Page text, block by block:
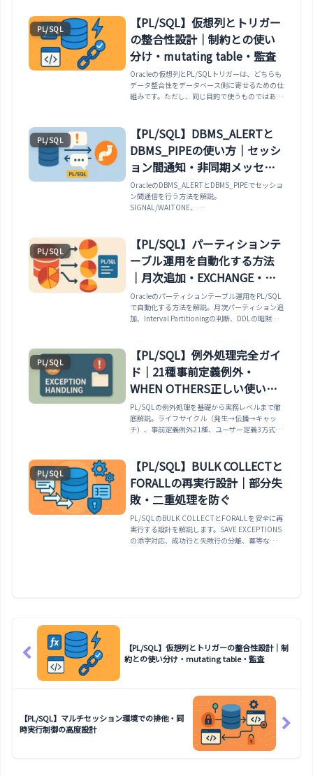
エラーメッセージ（PLS-00103等）、命名規則
ベストプラクティス（v_／p_／c_等）、レガシ
ーテーブルの対処法、2026年版チェックリスト
まで。
PL/SQL
【PL/SQL】仮想列とトリガー
の整合性設計｜制約との使い
分け・mutating table・監査
Oracleの仮想列とPL/SQLトリガーは、どちらも
データ整合性をデータベース側に寄せるための仕
組みです。ただし、同じ目的で使うものではあり
査、複数列更新の補正に使います。この記事で
は、制約との使い分け、mutating table、
compound trigger、監査、INVALID対策、本番チ
ェックまで整理します。
PL/SQL
【PL/SQL】DBMS_ALERTと
DBMS_PIPEの使い方｜セッシ
ョン間通知・非同期メッセー
ジ・実務注意点
OracleのDBMS_ALERTとDBMS_PIPEでセッショ
ン間通信を行う方法を解説。
SIGNAL/WAITONE、
リーンアップまで実務向けに整理します。
PL/SQL
【PL/SQL】パーティションテ
ーブル運用を自動化する方法
｜月次追加・EXCHANGE・
DBMS_STATSまで解説
Oracleのパーティションテーブル運用をPL/SQL
で自動化する方法を解説。月次パーティション追
加、Interval Partitioningの判断、DDLの暗黙
グ、グローバル索引の注意点まで整理します。
PL/SQL
【PL/SQL】例外処理完全ガイ
ド｜21種事前定義例外・
WHEN OTHERS正しい使い
方・BACKTRACE・自律トラン
ザクション・実務パターン
PL/SQLの例外処理を基礎から実務レベルまで徹
底解説。ライフサイクル（発生→伝播→キャッ
チ）、事前定義例外21種、ユーザー定義3方式
取得（SQLCODE／SQLERRM／
FORMAT_ERROR_BACKTRACE）、WHEN
OTHERSの正しい使い方（Smothering
Exception回避）、自律トランザクションログ／
SAVEPOINT／FORALL SAVE EXCEPTIONS／パ
ッケージ例外カタログ／実務8パターン／アンチ
パターン8選まで2026年版。
PL/SQL
【PL/SQL】BULK COLLECTと
FORALLの再実行設計｜部分失
敗・二重処理を防ぐ
PL/SQLのBULK COLLECTとFORALLを安全に再
実行する設計を解説します。SAVE EXCEPTIONS
の添字対応、成功行と失敗行の分離、冪等な
【PL/SQL】仮想列とトリガーの整合性設計｜制
約との使い分け・mutating table・監査
【PL/SQL】マルチセッション環境での排他・同
時実行制御の高度設計